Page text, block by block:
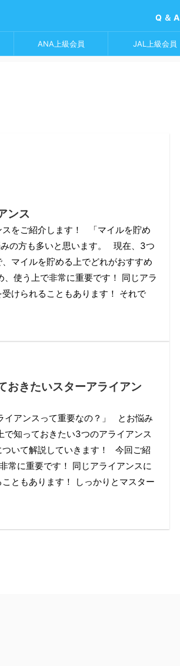
Q ＆ A
ANA上級会員 JAL上級会員
ンス
スをご紹介します！ 「マイルを貯め
の方も多いと思います。 現在、3つ
マイルを貯める上でどれがおすすめ
使う上で非常に重要です！ 同じアラ
けられることもあります！ それで
おきたいスターアライアン
イアンスって重要なの？」 とお悩み
知っておきたい3つのアライアンス
ついて解説していきます！ 今回ご紹
常に重要です！ 同じアライアンスに
ともあります！ しっかりとマスター